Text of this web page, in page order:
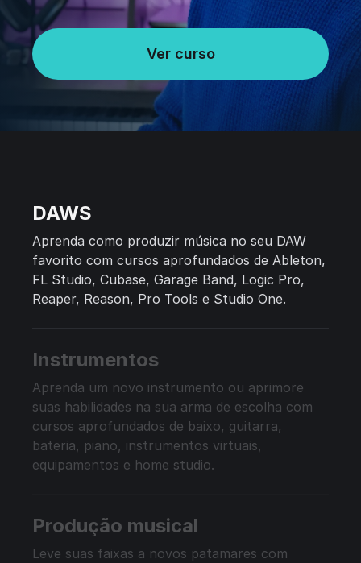
Ver curso
DAWS
Aprenda como produzir música no seu DAW
favorito com cursos aprofundados de Ableton,
FL Studio, Cubase, Garage Band, Logic Pro,
Reaper, Reason, Pro Tools e Studio One.
Instrumentos
Aprenda um novo instrumento ou aprimore
suas habilidades na sua arma de escolha com
cursos aprofundados de baixo, guitarra,
bateria, piano, instrumentos virtuais,
equipamentos e home studio.
Produção musical
Leve suas faixas a novos patamares com